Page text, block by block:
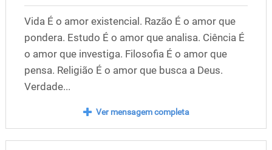
Vida É o amor existencial. Razão É o amor que
pondera. Estudo É o amor que analisa. Ciência É
o amor que investiga. Filosofia É o amor que
pensa. Religião É o amor que busca a Deus.
Verdade...
Ver mensagem completa